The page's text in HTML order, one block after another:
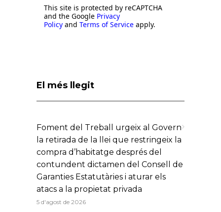
dades personals per a la finalitat
anteriorment detallada.
This site is protected by reCAPTCHA
and the Google Privacy
PolicyandTerms of Serviceapply.